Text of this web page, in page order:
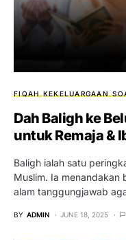
FIQAH KEKELUARGAAN
Dah Baligh ke
untuk Remaja &
Baligh ialah satu
Muslim. Ia menandakan
alam tanggungjawab
BY ADMIN JUNE 18, 2025